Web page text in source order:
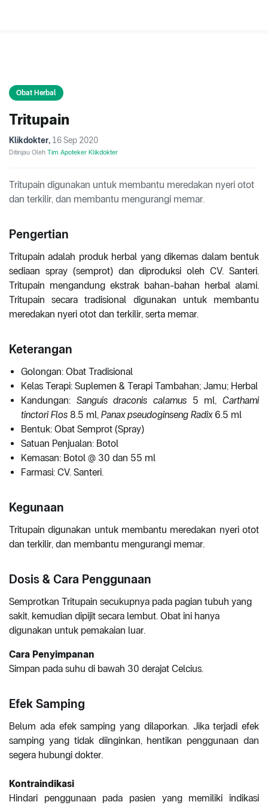
Obat Herbal
Tritupain
Klikdokter, 16 Sep 2020
Ditinjau Oleh Tim Apoteker Klikdokter
Tritupain digunakan untuk membantu meredakan nyeri otot
dan terkilir, dan membantu mengurangi memar.
Pengertian
Tritupain adalah produk herbal yang dikemas dalam bentuk
sediaan spray (semprot) dan diproduksi oleh CV. Santeri.
Tritupain mengandung ekstrak bahan-bahan herbal alami.
Tritupain secara tradisional digunakan untuk membantu
meredakan nyeri otot dan terkilir, serta memar.
Keterangan
Golongan: Obat Tradisional
Kelas Terapi: Suplemen & Terapi Tambahan; Jamu; Herbal
Kandungan: Sanguis draconis calamus 5 ml,Carthami
tinctori Flos 8.5 ml, Panax pseudoginseng Radix6.5 ml
Bentuk: Obat Semprot (Spray)
Satuan Penjualan: Botol
Kemasan: Botol @ 30 dan 55 ml
Farmasi: CV. Santeri.
Kegunaan
Tritupain digunakan untuk membantu meredakan nyeri otot
dan terkilir, dan membantu mengurangi memar.
Dosis & Cara Penggunaan
Semprotkan Tritupain secukupnya pada pagian tubuh yang
sakit, kemudian dipijit secara lembut. Obat ini hanya
digunakan untuk pemakaian luar.
Cara Penyimpanan
Simpan pada suhu di bawah 30 derajat Celcius.
Efek Samping
Belum ada efek samping yang dilaporkan. Jika terjadi efek
samping yang tidak diinginkan, hentikan penggunaan dan
segera hubungi dokter.
Kontraindikasi
Hindari penggunaan pada pasien yang memiliki indikasi